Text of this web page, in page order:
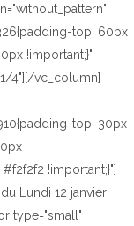
top: 60px
!important;}"
4"][/vc_column]
top: 30px
!important;}"]
Lundi 12 janvier
type="small"